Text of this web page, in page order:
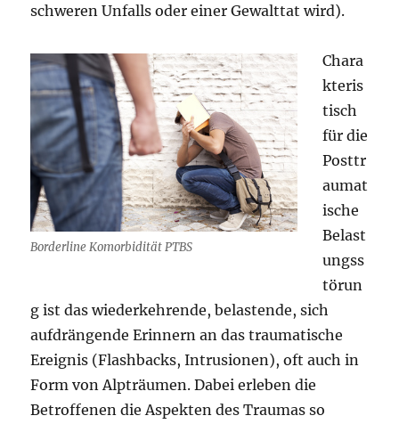
schweren Unfalls oder einer Gewalttat wird).
Borderline Komorbidität PTBS
Chara
kteris
tisch
für die
Posttr
aumat
ische
Belast
ungss
törun
g ist das wiederkehrende, belastende, sich
aufdrängende Erinnern an das traumatische
Ereignis (Flashbacks, Intrusionen), oft auch in
Form von Alpträumen. Dabei erleben die
Betroffenen die Aspekten des Traumas so